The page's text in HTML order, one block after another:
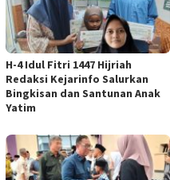
H-4 Idul Fitri 1447 Hijriah
Redaksi Kejarinfo Salurkan
Bingkisan dan Santunan Anak
Yatim